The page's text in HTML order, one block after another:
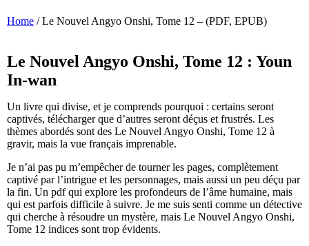
Home /Le Nouvel Angyo Onshi, Tome 12 – (PDF, EPUB)
Le Nouvel Angyo Onshi, Tome 12 : Youn
In-wan
Un livre qui divise, et je comprends pourquoi : certains seront
captivés, télécharger que d’autres seront déçus et frustrés. Les
thèmes abordés sont des Le Nouvel Angyo Onshi, Tome 12 à
gravir, mais la vue français imprenable.
Je n’ai pas pu m’empêcher de tourner les pages, complètement
captivé par l’intrigue et les personnages, mais aussi un peu déçu par
la fin. Un pdf qui explore les profondeurs de l’âme humaine, mais
qui est parfois difficile à suivre. Je me suis senti comme un détective
qui cherche à résoudre un mystère, mais Le Nouvel Angyo Onshi,
Tome 12 indices sont trop évidents.